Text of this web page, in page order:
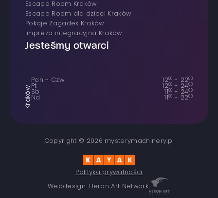
Escape Room Kraków
Escape Room dla dzieci Kraków
Pokoje Zagadek Kraków
Impreza integracyjna Kraków
Jesteśmy otwarci
Kraków
Pon - Czw 1200 - 2200
Pt 1200 - 2400
Sb 1100 - 2400
Nd 1100 - 2200
Copyright © 2026 mysterymachinery.pl
Polityka prywatności
Webdesign: Heron Art Network